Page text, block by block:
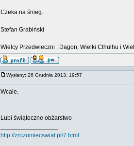
Czeka na śnieg.
Stefan Grabiński
Wielcy Przedwieczni : Dagon, Wielki Cthulhu i
Wysłany: 26 Grudnia 2013, 19:57
Wcale.
Lubi świąteczne obżarstwo
http://zrozumiecswiat.pl/7.html